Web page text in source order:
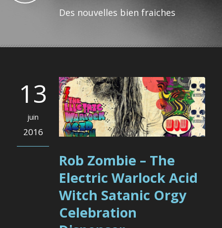
Des nouvelles bien fraiches
13
juin
2016
Rob Zombie – The
Electric Warlock Acid
Witch Satanic Orgy
Celebration